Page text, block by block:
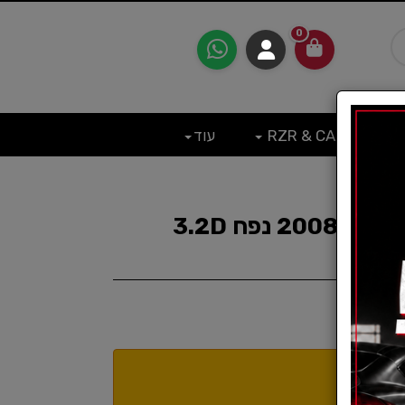
0
עוד
חיישן EGR פאג'רו קיינג מ2008 נפח 3.2D